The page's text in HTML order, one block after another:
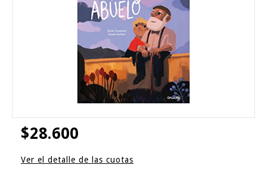
$28.600
Ver el detalle de las cuotas